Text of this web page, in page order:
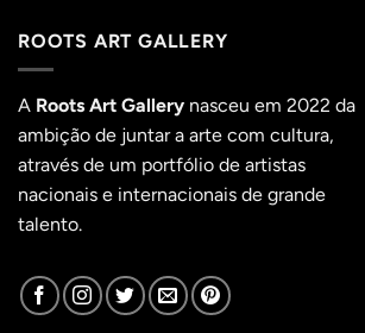
ROOTS ART GALLERY
A Roots Art Gallery nasceu em 2022 da
ambição de juntar a arte com cultura,
através de um portfólio de artistas
nacionais e internacionais de grande
talento.